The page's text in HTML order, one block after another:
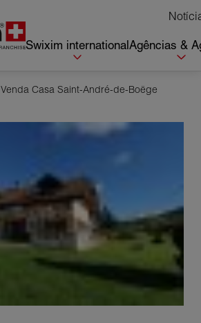
Swixim internationalAgências &
Venda Casa Saint-André-de-Boëge